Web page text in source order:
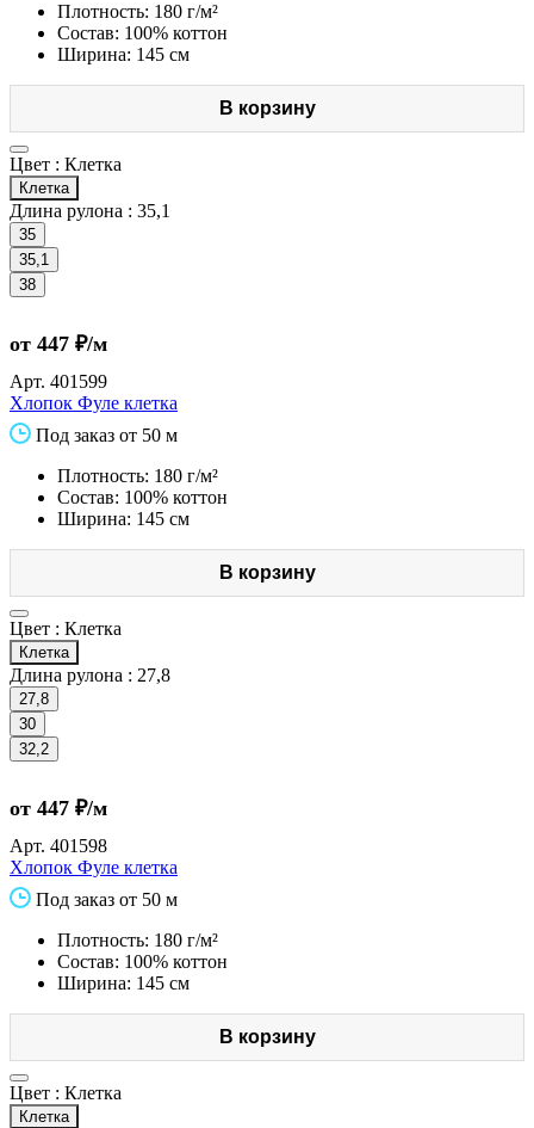
Плотность: 180 г/м²
Состав: 100% коттон
Ширина: 145 см
В корзину
Цвет : Клетка
Клетка
Длина рулона : 35,1
35
35,1
38
от 447 ₽/м
Арт. 401599
Хлопок Фуле клетка
Под заказ от 50 м
Плотность: 180 г/м²
Состав: 100% коттон
Ширина: 145 см
В корзину
Цвет : Клетка
Клетка
Длина рулона : 27,8
27,8
30
32,2
от 447 ₽/м
Арт. 401598
Хлопок Фуле клетка
Под заказ от 50 м
Плотность: 180 г/м²
Состав: 100% коттон
Ширина: 145 см
В корзину
Цвет : Клетка
Клетка